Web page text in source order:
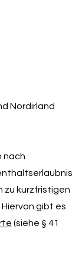
Nordirland
nach
zu kurzfristigen
Hiervon gibt es
(siehe § 41